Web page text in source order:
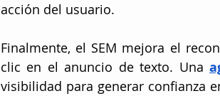
acción del usuario.
Finalmente, el SEM mejora el
clic en el anuncio de texto. Una
visibilidad para generar confianza